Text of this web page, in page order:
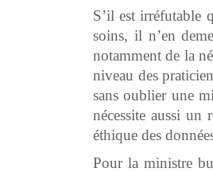
S’il est irréfutable
soins, il n’en
notamment de la
niveau des
sans oublier une
nécessite aussi un
éthique des
Pour la ministre